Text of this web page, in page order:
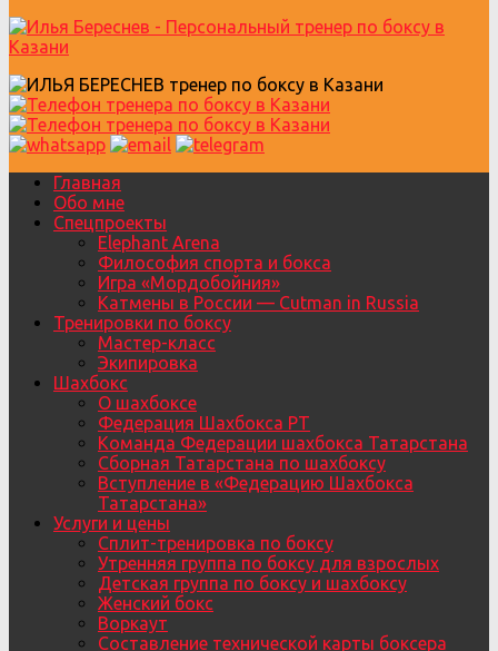
Главная
Обо мне
Спецпроекты
Elephant Arena
Философия спорта и бокса
Игра «Мордобойния»
Катмены в России — Cutman in Russia
Тренировки по боксу
Мастер-класс
Экипировка
Шахбокс
О шахбоксе
Федерация Шахбокса РТ
Команда Федерации шахбокса Татарстана
Сборная Татарстана по шахбоксу
Вступление в «Федерацию Шахбокса
Татарстана»
Услуги и цены
Сплит-тренировка по боксу
Утренняя группа по боксу для взрослых
Детская группа по боксу и шахбоксу
Женский бокс
Воркаут
Составление технической карты боксера